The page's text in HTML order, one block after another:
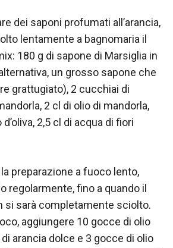
dei saponi profumati all’arancia,
lentamente a bagnomaria il
180 g di sapone di Marsiglia in
un grosso sapone che
grattugiato), 2 cucchiai di
2 cl di olio di mandorla,
d’oliva, 2,5 cl di acqua di fiori
preparazione a fuoco lento,
regolarmente, fino a quando il
si sarà completamente sciolto.
aggiungere 10 gocce di olio
arancia dolce e 3 gocce di olio